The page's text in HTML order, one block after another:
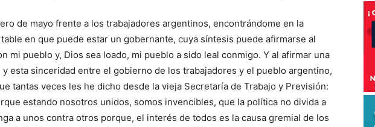
de mayo frente a los trabajadores argentinos, encontrándome en la
en que puede estar un gobernante, cuya síntesis puede afirmarse al
mi pueblo y, Dios sea loado, mi pueblo a sido leal conmigo. Y al afirmar una
y esta sinceridad entre el gobierno de los trabajadores y el pueblo argentino,
tantas veces les he dicho desde la vieja Secretaría de Trabajo y Previsión:
estando nosotros unidos, somos invencibles, que la política no divida a
a unos contra otros porque, el interés de todos es la causa gremial de los